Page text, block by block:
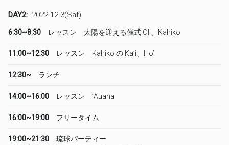
DAY2: 2022.12.3(Sat)
6:30~8:30 レッスン 太陽を迎える儀式 Oli、Kahiko
11:00~12:30 レッスン Kahiko の Ka’i、Ho’i
12:30~ ランチ
14:00~16:00 レッスン ’Auana
16:00~19:00 フリータイム
19:00~21:30 琉球パーティー